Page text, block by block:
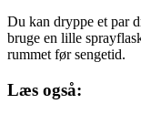
Du kan dryppe et par
bruge en lille
rummet før sengetid.
Læs også: